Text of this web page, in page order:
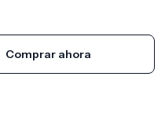
Comprar ahora